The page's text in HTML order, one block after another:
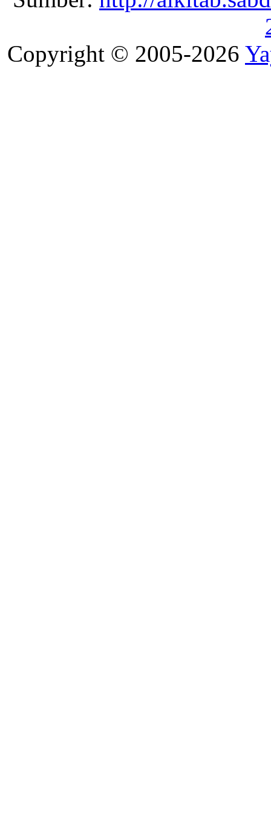
Copyright © 2005-2026